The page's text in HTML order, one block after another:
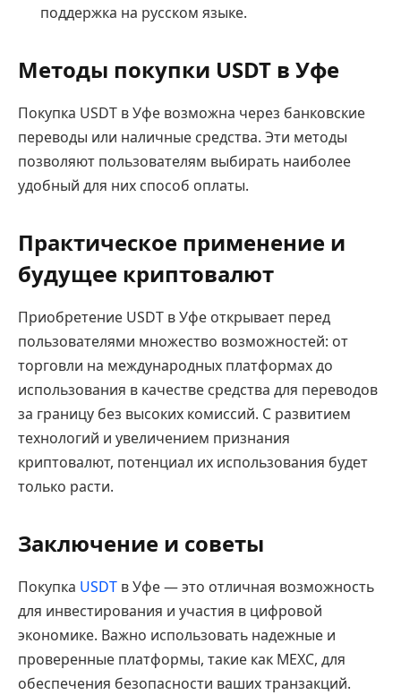
поддержка на русском языке.
Методы покупки USDT в Уфе
Покупка USDT в Уфе возможна через банковские
переводы или наличные средства. Эти методы
позволяют пользователям выбирать наиболее
удобный для них способ оплаты.
Практическое применение и
будущее криптовалют
Приобретение USDT в Уфе открывает перед
пользователями множество возможностей: от
торговли на международных платформах до
использования в качестве средства для переводов
за границу без высоких комиссий. С развитием
технологий и увеличением признания
криптовалют, потенциал их использования будет
только расти.
Заключение и советы
Покупка USDT в Уфе — это отличная возможность
для инвестирования и участия в цифровой
экономике. Важно использовать надежные и
проверенные платформы, такие как MEXC, для
обеспечения безопасности ваших транзакций.